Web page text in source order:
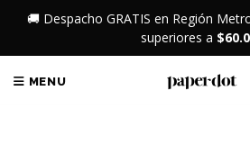
🚚 Despacho GRATIS en Región
superiores a
MENU